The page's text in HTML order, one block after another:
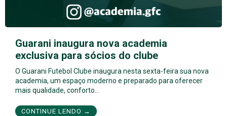
Guarani inaugura nova academia
exclusiva para sócios do clube
O Guarani Futebol Clube inaugura nesta sexta-feira sua nova
academia, um espaço moderno e preparado para oferecer
mais qualidade, conforto…
CONTINUE LENDO →